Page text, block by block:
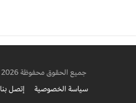
جميع الحقوق محفوظة 2026 © محطات
سياسة الخصوصية
إتصل بنا